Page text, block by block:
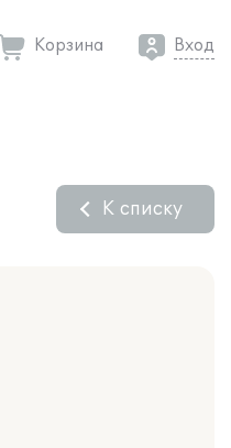
Корзина Вход
К списку